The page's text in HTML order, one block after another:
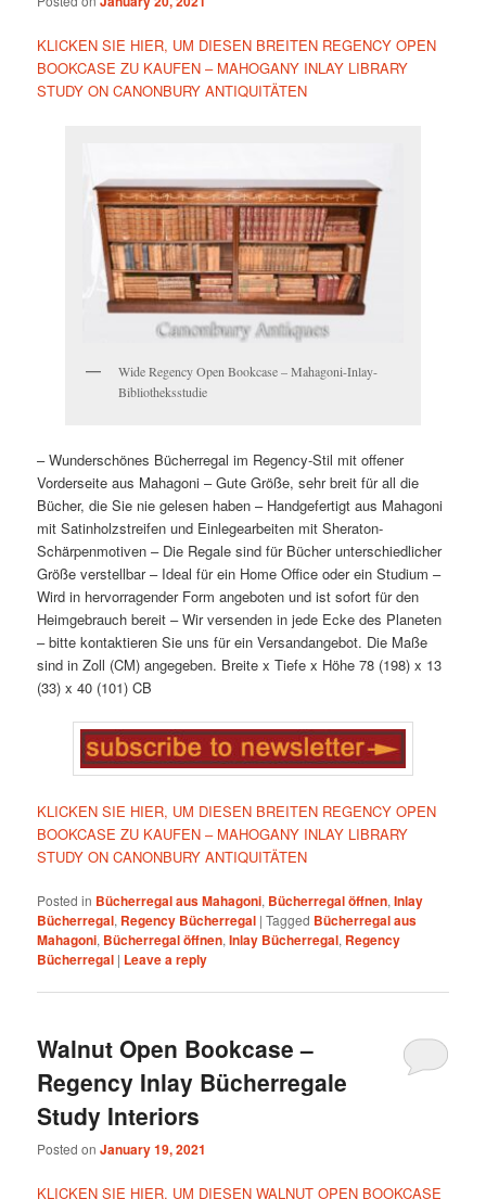
KLICKEN SIE HIER, UM DIESEN BREITEN REGENCY OPEN
BOOKCASE ZU KAUFEN – MAHOGANY INLAY LIBRARY
STUDY ON CANONBURY ANTIQUITÄTEN
Wide Regency Open Bookcase – Mahagoni-Inlay-
Bibliotheksstudie
– Wunderschönes Bücherregal im Regency-Stil mit offener
Vorderseite aus Mahagoni – Gute Größe, sehr breit für all die
Bücher, die Sie nie gelesen haben – Handgefertigt aus Mahagoni
mit Satinholzstreifen und Einlegearbeiten mit Sheraton-
Schärpenmotiven – Die Regale sind für Bücher unterschiedlicher
Größe verstellbar – Ideal für ein Home Office oder ein Studium –
Wird in hervorragender Form angeboten und ist sofort für den
Heimgebrauch bereit – Wir versenden in jede Ecke des Planeten
– bitte kontaktieren Sie uns für ein Versandangebot. Die Maße
sind in Zoll (CM) angegeben. Breite x Tiefe x Höhe 78 (198) x 13
(33) x 40 (101) CB
KLICKEN SIE HIER, UM DIESEN BREITEN REGENCY OPEN
BOOKCASE ZU KAUFEN – MAHOGANY INLAY LIBRARY
STUDY ON CANONBURY ANTIQUITÄTEN
Posted in Bücherregal aus Mahagoni, Bücherregal öffnen,Inlay
Bücherregal, Regency Bücherregal |Tagged Bücherregal aus
Mahagoni, Bücherregal öffnen,Inlay Bücherregal, Regency
Bücherregal | Leave a reply
Walnut Open Bookcase –
Regency Inlay Bücherregale
Study Interiors
Posted onJanuary 19, 2021
KLICKEN SIE HIER, UM DIESEN WALNUT OPEN BOOKCASE